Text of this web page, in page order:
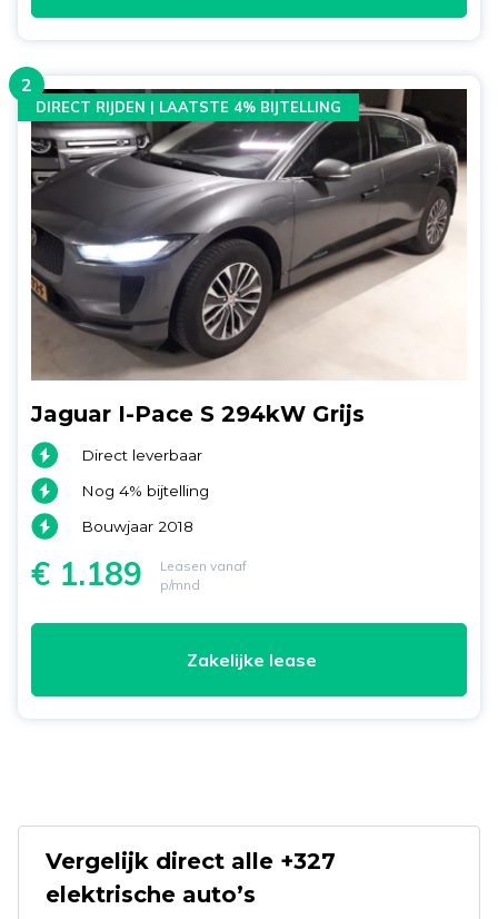
2
DIRECT RIJDEN | LAATSTE 4% BIJTELLING
Jaguar I-Pace S 294kW Grijs
Direct leverbaar
Nog 4% bijtelling
Bouwjaar 2018
€ 1.189
Leasen vanaf
p/mnd
Zakelijke lease
Vergelijk direct alle +327
elektrische auto’s